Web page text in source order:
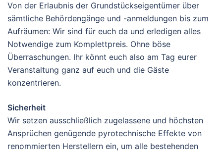
Von der Erlaubnis der Grundstückseigentümer über
sämtliche Behördengänge und -anmeldungen bis zum
Aufräumen: Wir sind für euch da und erledigen alles
Notwendige zum Komplettpreis. Ohne böse
Überraschungen. Ihr könnt euch also am Tag eurer
Veranstaltung ganz auf euch und die Gäste
konzentrieren.
Sicherheit
Wir setzen ausschließlich zugelassene und höchsten
Ansprüchen genügende pyrotechnische Effekte von
renommierten Herstellern ein, um alle bestehenden